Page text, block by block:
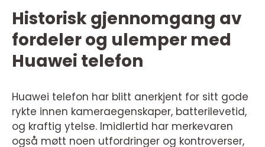
Historisk gjennomgang av
fordeler og ulemper med
Huawei telefon
Huawei telefon har blitt anerkjent for sitt gode
rykte innen kameraegenskaper, batterilevetid,
og kraftig ytelse. Imidlertid har merkevaren
også møtt noen utfordringer og kontroverser,